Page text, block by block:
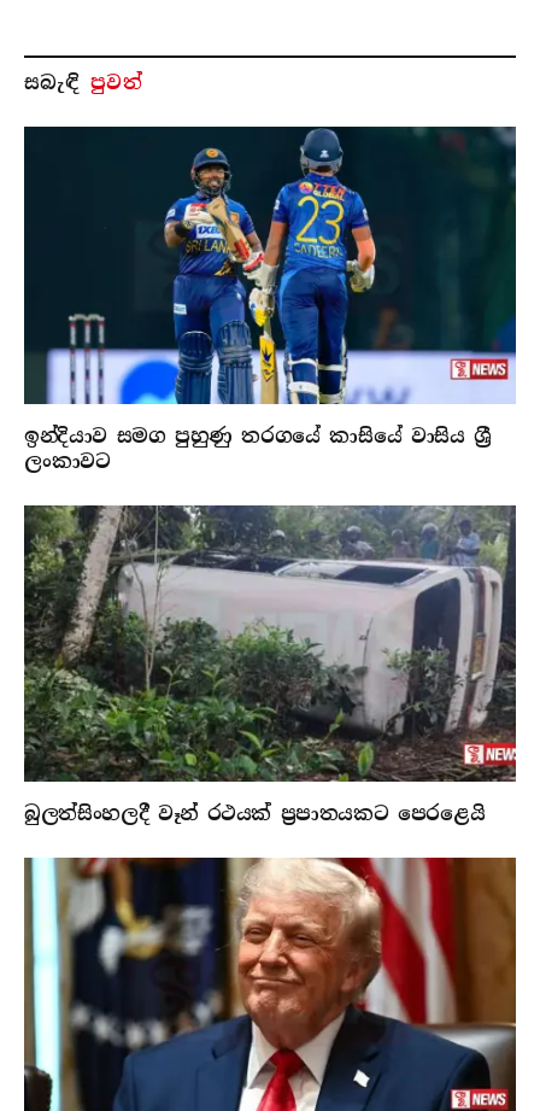
සබැ​ඳි පුවත්
ඉන්දියාව සමග පුහුණු තරගයේ කාසියේ වාසිය ශ්‍රී
ලංකාවට
බුලත්සිංහලදී වෑන් රථයක් ප්‍රපාතයකට පෙරළෙයි